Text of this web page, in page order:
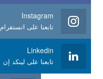
Instagram
تابعنا على انستقرام
Linkedin
تابعنا على لينكد إن